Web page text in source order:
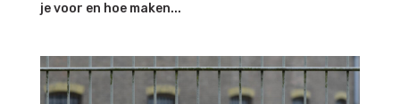
je voor en hoe maken...